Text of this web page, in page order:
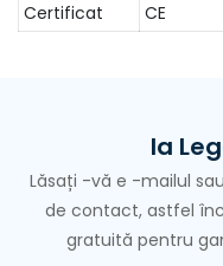
Certificat
CE
Ia
Lăsați -vă e -mailul
de contact, astfel
gratuită pentru